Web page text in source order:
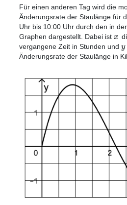
Für einen anderen Tag wird die
Änderungsrate der Staulänge für
Uhr bis 10:00 Uhr durch den in
Graphen dargestellt. Dabei ist x
vergangene Zeit in Stunden und y
Änderungsrate der Staulänge in